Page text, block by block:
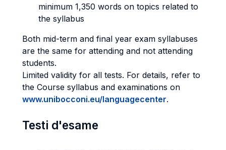
minimum 1,350 words on topics related to
the syllabus
Both mid-term and final year exam syllabuses
are the same for attending and not attending
students.
Limited validity for all tests. For details, refer to
the Course syllabus and examinations on
www.unibocconi.eu/languagecenter.
Testi d'esame